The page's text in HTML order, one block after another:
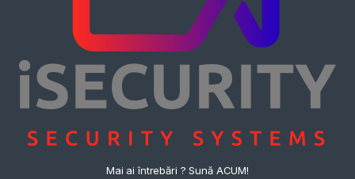
Mai ai întrebări ? Sună ACUM!